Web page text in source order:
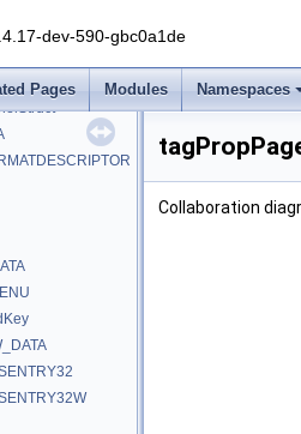
dev-590-gbc0a1de
Pages Modules Namespaces
Collaboration